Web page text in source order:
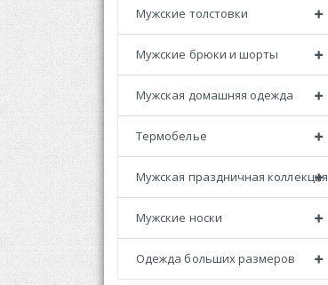
Мужские толстовки
Мужские брюки и шорты
Мужская домашняя одежда
Термобелье
Мужская праздничная коллекция
Мужские носки
Одежда больших размеров